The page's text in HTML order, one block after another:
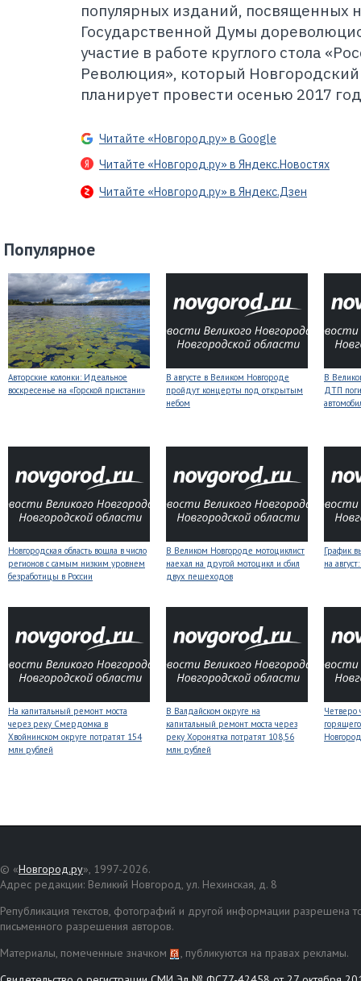
популярных изданий, посвященных
Государственной Думы
участие в работе круглого стола
Революция», который
планирует провести осенью 2017
Читайте «Новгород.ру» в Google
Читайте «Новгород.ру» в Яндекс.Новостях
Читайте «Новгород.ру» в Яндекс.Дзен
Популярное
Авторские колонки: Идеальное
воскресенье на «Горской пристани»
В августе в Великом Новгороде
пройдут концерты под открытым
небом
В
ДТП
Новгородская область вошла в число
регионов с самым низким уровнем
безработицы в России
В Великом Новгороде мотоциклист
наехал на другой мотоцикл и сбил
двух пешеходов
График
на
На капитальный ремонт моста
через реку Смердомка в
Хвойнинском округе потратят 154
млн рублей
В Валдайском округе на
капитальный ремонт моста через
реку Хоронятка потратят 108,56
млн рублей
Четверо
© «Новгород.ру», 1997-2026.
Адрес редакции: Великий Новгород, ул. Нехинская, д. 8
Републикация текстов, фотографий и другой информации разрешена
письменного разрешения авторов.
Материалы, помеченные значком
, публикуются на правах рекламы.